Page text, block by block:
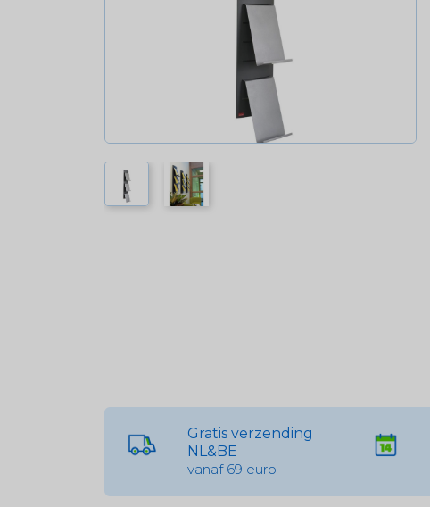
Gratis verzending
NL&BE
vanaf 69 euro